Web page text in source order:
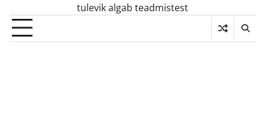
tulevik algab teadmistest